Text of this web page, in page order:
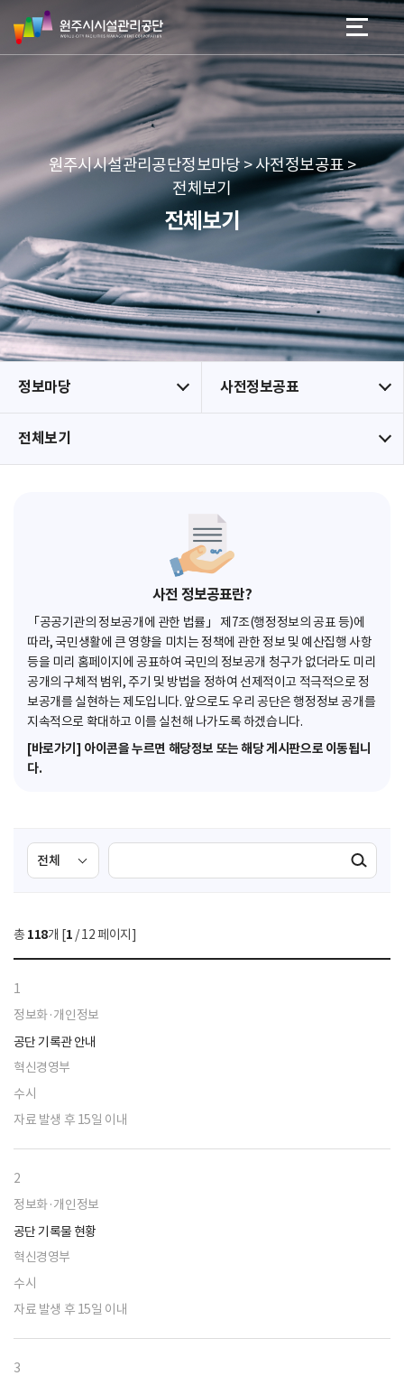
네
본문 바로가기
메뉴 바로가기
원
주
시
리
공
단
원주시시설관리공단정보마당 > 사전정보공표 >
전체보기
전체보기
정보마당 사전정보공표
전체보기
사전 정보공표란?
「공공기관의 정보공개에 관한 법률」 제7조(행정정보의 공표 등)에
따라, 국민생활에 큰 영향을 미치는 정책에 관한 정보 및 예산집행 사항
등을 미리 홈페이지에 공표하여 국민의 정보공개 청구가 없더라도 미리
공개의 구체적 범위, 주기 및 방법을 정하여 선제적이고 적극적으로 정
보공개를 실현하는 제도입니다. 앞으로도 우리 공단은 행정정보 공개를
지속적으로 확대하고 이를 실천해 나가도록 하겠습니다.
[바로가기] 아이콘을 누르면 해당정보 또는 해당 게시판으로 이동됩니
다.
검
색
선
택
색
검색실행
총 118개 [1 / 12 페이지]
1
정보화·개인정보
공단 기록관 안내
혁신경영부
수시
자료 발생 후 15일 이내
2
정보화·개인정보
공단 기록물 현황
혁신경영부
수시
자료 발생 후 15일 이내
3